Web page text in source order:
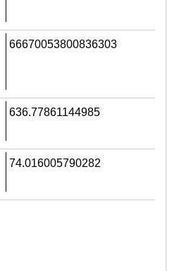
66670053800836303
636.77861144985
74.016005790282